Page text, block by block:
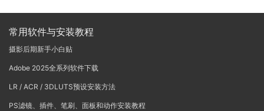
常用软件与安装教程
摄影后期新手小白贴
Adobe 2025全系列软件下载
LR / ACR / 3DLUTS预设安装方法
PS滤镜、插件、笔刷、面板和动作安装教程